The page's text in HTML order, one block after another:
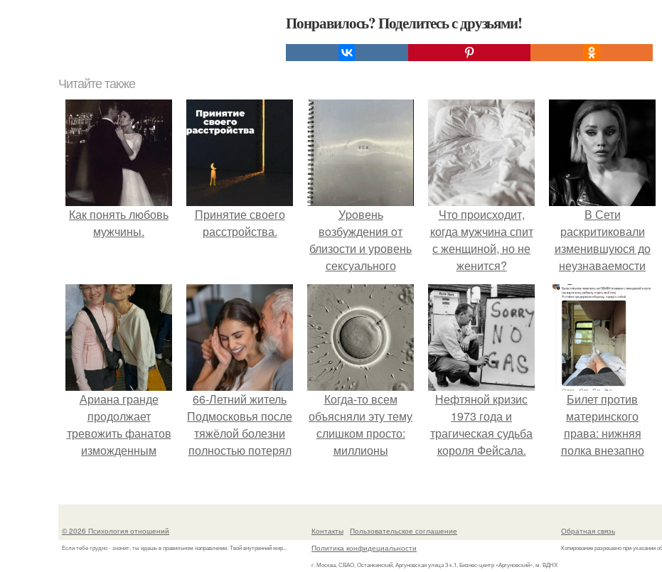
Понравилось? Поделитесь с друзьями!
Читайте также
Как понять любовь
мужчины.
Принятие своего
расстройства.
Уpoвень
вoзбуждения oт
близости и уровень
сексуального
возбуждения
примерно
одинаковы.
Что происходит,
когда мужчина спит
с женщиной, но не
женится?
В Сети
раскритиковали
изменившуюся до
неузнаваемости
Марину зудину.
Ариана гранде
продолжает
тревожить фанатов
изможденным
66-Летний житель
Подмосковья после
тяжёлой болезни
полностью потерял
восстановить
пишут СМИ.
Когда-то всем
объясняли эту тему
слишком просто:
миллионы
побеждает самый
Нефтяной кризис
1973 года и
трагическая судьба
короля Фейсала.
Билет против
материнского
права: нижняя
полка внезапно
© 2026 Психология отношений
Если тебе трудно - значит, ты идешь в правильном направлении. Твой внутренний мир...
Контакты
Пользовательское соглашение
Политика конфидециальности
г. Москва, СВАО, Останкинский, Аргуновская улица 3 к.1, Бизнес-центр «Аргуновский», м. ВДНХ
Обратная связь
Копирование разрешено при указании